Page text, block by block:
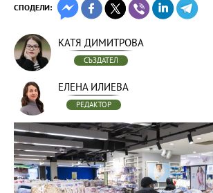
СПОДЕЛИ:
КАТЯ ДИМИТРОВА
СЪЗДАТЕЛ
ЕЛЕНА ИЛИЕВА
РЕДАКТОР